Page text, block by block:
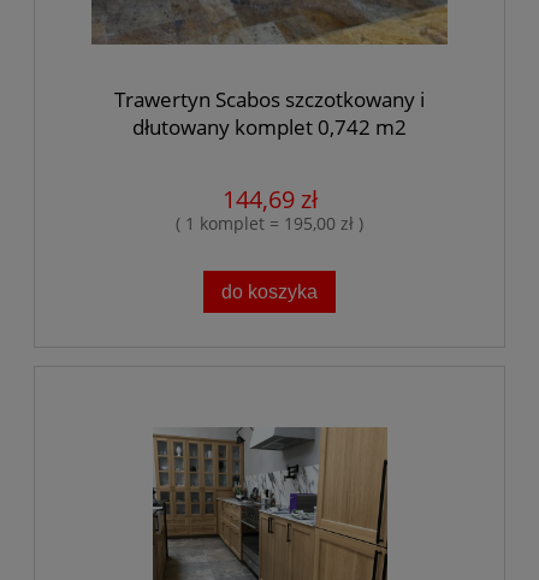
Trawertyn Scabos szczotkowany i
dłutowany komplet 0,742 m2
144,69 zł
( 1 komplet = 195,00 zł )
do koszyka